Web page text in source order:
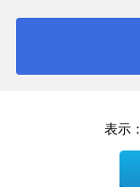
表示：